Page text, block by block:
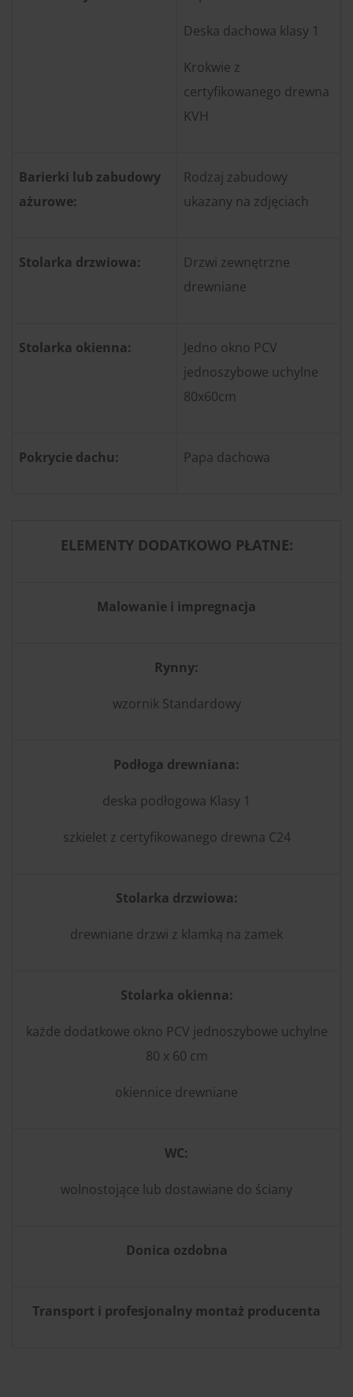
Deska dachowa klasy 1
Krokwie z
certyfikowanego drewna
KVH
Barierki lub zabudowy
ażurowe:
Rodzaj zabudowy
ukazany na zdjęciach
Stolarka drzwiowa:
Drzwi zewnętrzne
drewniane
Stolarka okienna:
Jedno okno PCV
jednoszybowe uchylne
80x60cm
Pokrycie dachu: Papa dachowa
ELEMENTY DODATKOWO PŁATNE:
Malowanie i impregnacja
Rynny:
wzornik Standardowy
Podłoga drewniana:
deska podłogowa Klasy 1
szkielet z certyfikowanego drewna C24
Stolarka drzwiowa:
drewniane drzwi z klamką na zamek
Stolarka okienna:
każde dodatkowe okno PCV jednoszybowe uchylne
80 x 60 cm
okiennice drewniane
WC:
wolnostojące lub dostawiane do ściany
Donica ozdobna
Transport i profesjonalny montaż producenta